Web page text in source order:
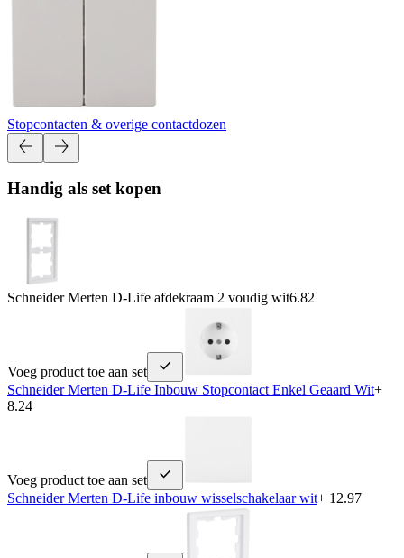
Stopcontacten & overige contactdozen
Handig als set kopen
Schneider Merten D-Life afdekraam 2 voudig wit6.82
Voeg product toe aan set
Schneider Merten D-Life Inbouw Stopcontact Enkel Geaard Wit+
8.24
Voeg product toe aan set
Schneider Merten D-Life inbouw wisselschakelaar wit+ 12.97